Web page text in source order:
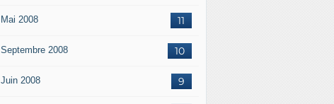
11
Mai 2008
10
Septembre 2008
9
Juin 2008